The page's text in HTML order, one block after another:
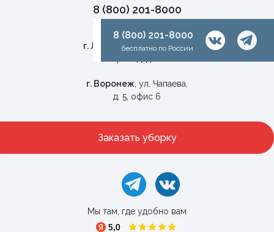
8 (800) 201-8000
8 (800) 201-8000
бесплатно по России
г. Липецк, Универсальный
г. Воронеж, ул. Чапаева,
д. 5, офис 6
Заказать уборку
Мы там, где удобно вам